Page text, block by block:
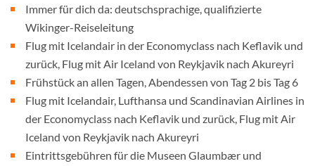
Immer für dich da: deutschsprachige, qualifizierte
Wikinger-Reiseleitung
Flug mit Icelandair in der Economyclass nach Keflavik und
zurück, Flug mit Air Iceland von Reykjavik nach Akureyri
Frühstück an allen Tagen, Abendessen von Tag 2 bis Tag 6
Flug mit Icelandair, Lufthansa und Scandinavian Airlines in
der Economyclass nach Keflavik und zurück, Flug mit Air
Iceland von Reykjavik nach Akureyri
Eintrittsgebühren für die Museen Glaumbær und